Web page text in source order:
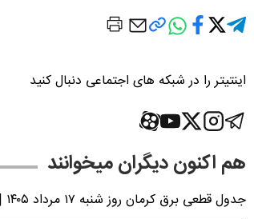
اینتیتر را در شبکه های اجتماعی دنبال کنید
هم اکنون دیگران میخوانند
جدول قطعی برق کرمان روز شنبه ۱۷ مرداد ۱۴۰۵ | برنامه خاموشی برق کرمان اعلام شد